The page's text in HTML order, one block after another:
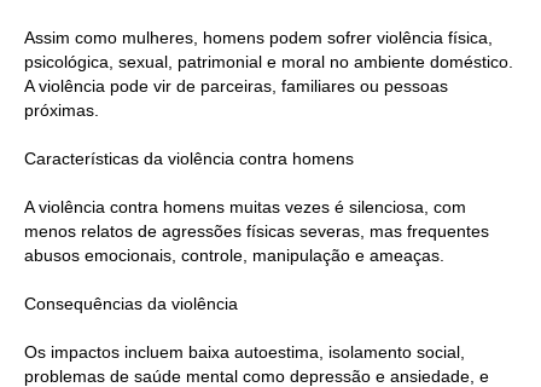
Assim como mulheres, homens podem sofrer violência física,
psicológica, sexual, patrimonial e moral no ambiente doméstico.
A violência pode vir de parceiras, familiares ou pessoas
próximas.
Características da violência contra homens
A violência contra homens muitas vezes é silenciosa, com
menos relatos de agressões físicas severas, mas frequentes
abusos emocionais, controle, manipulação e ameaças.
Consequências da violência
Os impactos incluem baixa autoestima, isolamento social,
problemas de saúde mental como depressão e ansiedade, e